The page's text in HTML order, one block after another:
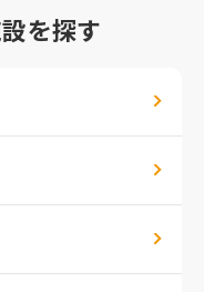
を探す